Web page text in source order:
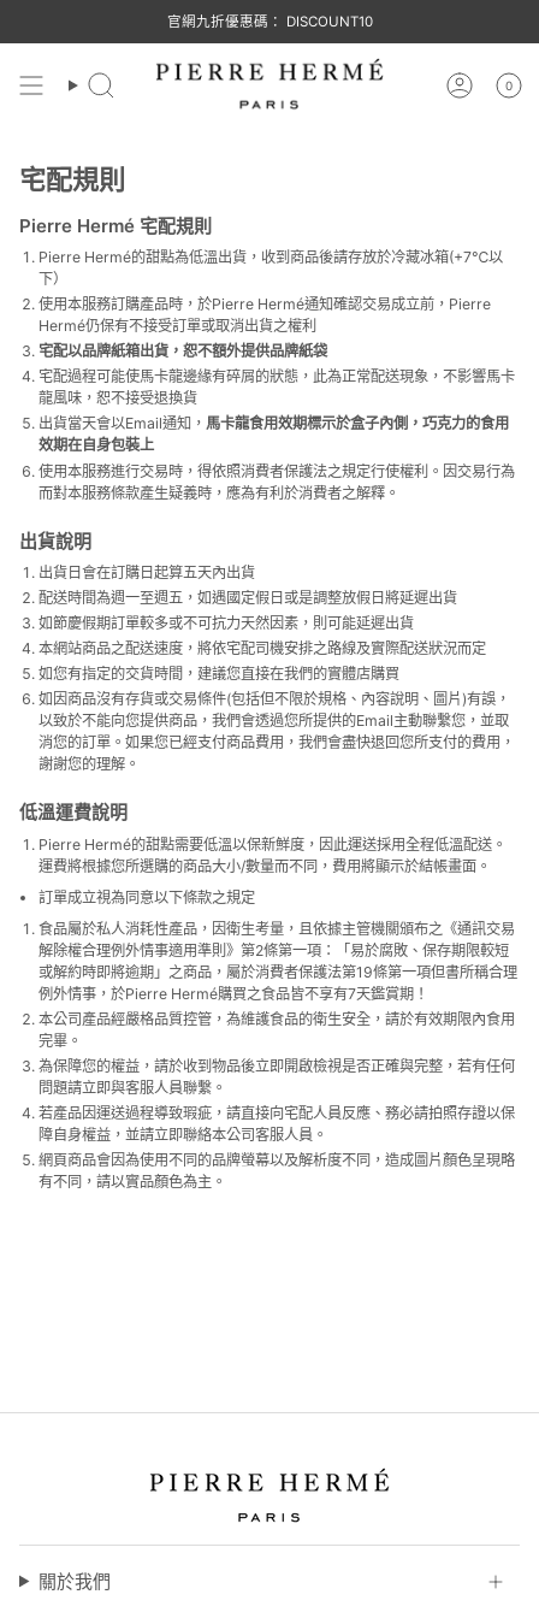
官網九折優惠碼： DISCOUNT10
搜
帳
0
宅配規則
Pierre Hermé 宅配規則
Pierre Hermé的甜點為低溫出貨，收到商品後請存放於冷藏冰箱(+7℃以
下）
使用本服務訂購產品時，於Pierre Hermé通知確認交易成立前，Pierre
Hermé仍保有不接受訂單或取消出貨之權利
宅配以品牌紙箱出貨，恕不額外提供品牌紙袋
宅配過程可能使馬卡龍邊緣有碎屑的狀態，此為正常配送現象，不影響馬卡
龍風味，恕不接受退換貨
出貨當天會以Email通知， 馬卡龍食用效期標示於盒子內側，巧克力的食用
效期在自身包裝上
使用本服務進行交易時，得依照消費者保護法之規定行使權利。因交易行為
而對本服務條款產生疑義時，應為有利於消費者之解釋。
出貨說明
出貨日會在訂購日起算五天內出貨
配送時間為週一至週五，如遇國定假日或是調整放假日將延遲出貨
如節慶假期訂單較多或不可抗力天然因素，則可能延遲出貨
本網站商品之配送速度，將依宅配司機安排之路線及實際配送狀況而定
如您有指定的交貨時間，建議您直接在我們的實體店購買
如因商品沒有存貨或交易條件(包括但不限於規格、內容說明、圖片)有誤，
以致於不能向您提供商品，我們會透過您所提供的Email主動聯繫您，並取
消您的訂單。如果您已經支付商品費用，我們會盡快退回您所支付的費用，
謝謝您的理解。
低溫運費說明
Pierre Hermé的甜點需要低溫以保新鮮度，因此運送採用全程低溫配送。
運費將根據您所選購的商品大小/數量而不同，費用將顯示於結帳畫面。
訂單成立視為同意以下條款之規定
食品屬於私人消耗性產品，因衛生考量，且依據主管機關頒布之《通訊交易
解除權合理例外情事適用準則》第2條第一項：「易於腐敗、保存期限較短
或解約時即將逾期」之商品，屬於消費者保護法第19條第一項但書所稱合理
例外情事，於Pierre Hermé購買之食品皆不享有7天鑑賞期！
本公司產品經嚴格品質控管， 為維護食品的衛生安全， 請於有效期限內食用
完畢。
為保障您的權益，請於收到物品後立即開啟檢視是否正確與完整，若有任何
問題請立即與客服人員聯繫。
若產品因運送過程導致瑕疵，請直接向宅配人員反應、務必請拍照存證以保
障自身權益，並請立即聯絡本公司客服人員。
網頁商品會因為使用不同的品牌螢幕以及解析度不同，造成圖片顏色呈現略
有不同，請以實品顏色為主。
關於我們